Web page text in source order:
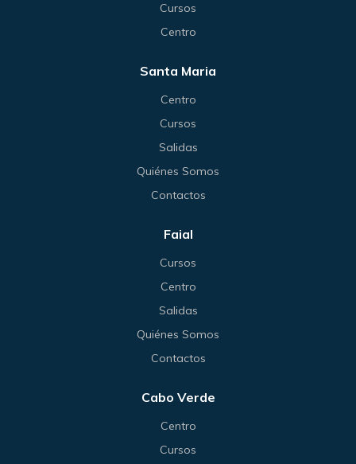
Cursos
Centro
Santa Maria
Centro
Cursos
Salidas
Quiénes Somos
Contactos
Faial
Cursos
Centro
Salidas
Quiénes Somos
Contactos
Cabo Verde
Centro
Cursos